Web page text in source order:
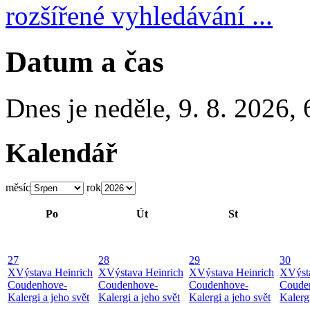
rozšířené vyhledávání ...
Datum a čas
Dnes je neděle, 9. 8. 2026,
Kalendář
měsíc rok
Po Út St
27
XVýstava Heinrich
Coudenhove-
Kalergi a jeho svět
28
XVýstava Heinrich
Coudenhove-
Kalergi a jeho svět
29
XVýstava Heinrich
Coudenhove-
Kalergi a jeho svět
30
X